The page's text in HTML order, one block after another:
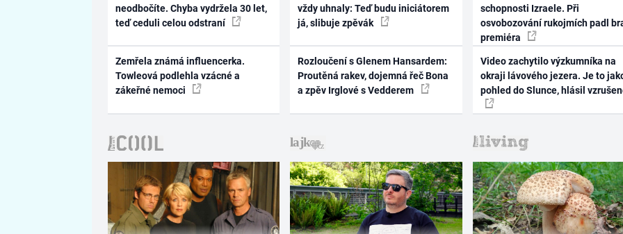
neodbočíte. Chyba vydržela 30 let,
teď ceduli celou odstraní
Zemřela známá influencerka.
Towleová podlehla vzácné a
zákeřné nemoci
vždy uhnaly: Teď budu iniciátorem
já, slibuje zpěvák
Rozloučení s Glenem Hansardem:
Proutěná rakev, dojemná řeč Bona
a zpěv Irglové s Vedderem
schopnosti Izraele. Při
osvobozování rukojmích padl
premiéra
Video zachytilo výzkumníka na
okraji lávového jezera. Je to
pohled do Slunce, hlásil